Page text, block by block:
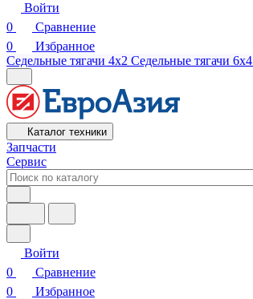
Войти
0
Сравнение
0
Избранное
Седельные тягачи 4х2 Седельные тягачи 6х4
Каталог техники
Запчасти
Сервис
Войти
0
Сравнение
0
Избранное